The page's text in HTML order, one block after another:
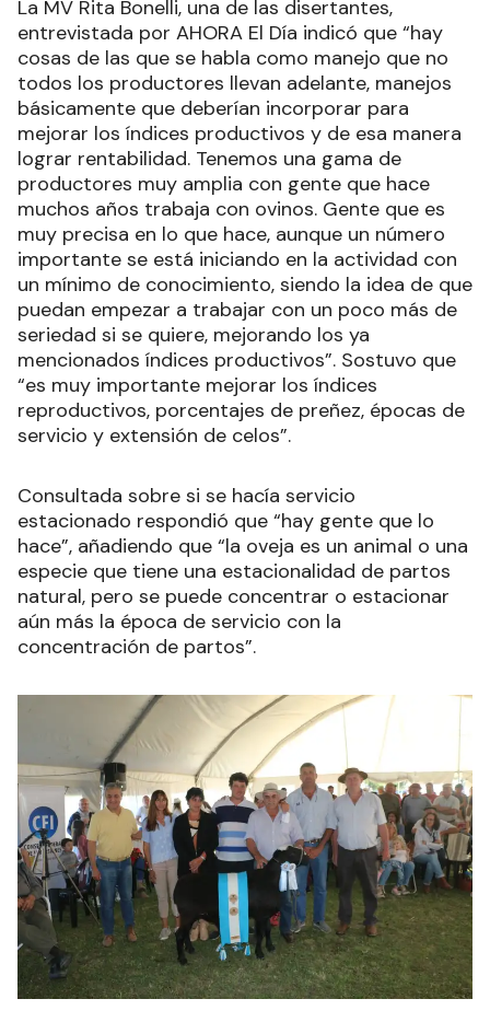
La MV Rita Bonelli, una de las disertantes,
entrevistada por AHORA El Día indicó que “hay
cosas de las que se habla como manejo que no
todos los productores llevan adelante, manejos
básicamente que deberían incorporar para
mejorar los índices productivos y de esa manera
lograr rentabilidad. Tenemos una gama de
productores muy amplia con gente que hace
muchos años trabaja con ovinos. Gente que es
muy precisa en lo que hace, aunque un número
importante se está iniciando en la actividad con
un mínimo de conocimiento, siendo la idea de que
puedan empezar a trabajar con un poco más de
seriedad si se quiere, mejorando los ya
mencionados índices productivos”. Sostuvo que
“es muy importante mejorar los índices
reproductivos, porcentajes de preñez, épocas de
servicio y extensión de celos”.
Consultada sobre si se hacía servicio
estacionado respondió que “hay gente que lo
hace”, añadiendo que “la oveja es un animal o una
especie que tiene una estacionalidad de partos
natural, pero se puede concentrar o estacionar
aún más la época de servicio con la
concentración de partos”.